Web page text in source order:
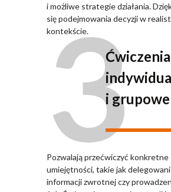
i możliwe strategie działania.
się podejmowania decyzji w
kontekście.
3Ćwiczenia
i grupowe
Pozwalają przećwiczyć konkretne
umiejętności, takie jak
informacji zwrotnej czy